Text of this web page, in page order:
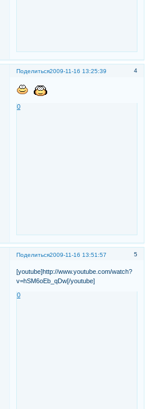
Поделиться 4
2009-11-16 13:25:39
0
Поделиться 5
2009-11-16 13:51:57
[youtube]http://www.youtube.com/watch?
v=hSM6oEb_qDw[/youtube]
0